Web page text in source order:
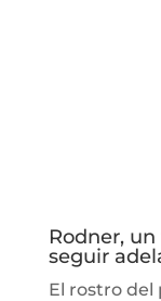
Rodner,
seguir
El rostro del